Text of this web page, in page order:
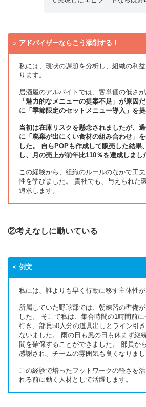
アドバイザーならこう添削する！
私には、現状の課題を分析し、組織の利
ります。
居酒屋のアルバイトでは、客単価の低さ
「魅力的なメニューの提案不足」が原因
に「季節限定のセットメニュー導入」を
当初は在庫リスクを懸念されましたが、
に「廃棄が出にくい食材の組み合わせ」
した。 自らPOPも作成して販売した結果
し、月の売上が前年比110％を達成しまし
この経験から、組織のルールのなかで工
性を学びました。 貴社でも、与えられた
追求します。
②考えなしに動いている
例文
私には、誰よりも早く行動に移す主体性が
所属していた野球部では、朝練習の準備
した。 そこで私は、集合時間の1時間前
行き、部員50人分の道具出しとライン引
ないました。 雨の日も風の日も休まず継
間を確保することができました。 部員か
感謝され、チームの雰囲気も良くなりまし
この経験で培ったフットワークの軽さを
れる前に動く人材として活躍します。